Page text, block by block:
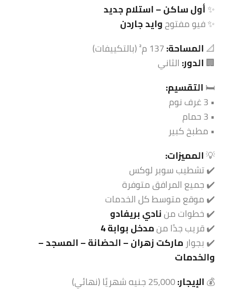
✨أول ساكن – استلام جديد
✨ فيو مفتوحوايد جاردن
📐المساحة:
🏢الدور: الثاني
🛏️التقسيم:
• 3 غرف نوم
• 3 حمام
• مطبخ كبير
💡المميزات:
✔️ تشطيب سوبر لوكس
✔️ جميع المرافق متوفرة
✔️ موقع متوسط كل الخدمات
✔️ خطوات مننادي بريفادو
✔️ قريب جدًا منمدخل بوابة 4
✔️ بجوار ماركت زهران – الحضانة – المسجد –
والخدمات
💰الإيجار: